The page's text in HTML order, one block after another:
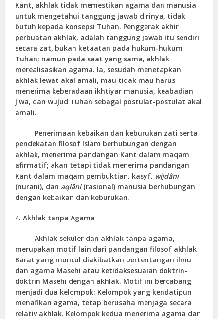
Kant, akhlak tidak memestikan agama dan manusia
untuk mengetahui tanggung jawab dirinya, tidak
butuh kepada konsepsi Tuhan. Penggerak akhir
perbuatan akhlak, adalah tanggung jawab itu sendiri
secara zat, bukan ketaatan pada hukum-hukum
Tuhan; namun pada saat yang sama, akhlak
merealisasikan agama. Ia, sesudah menetapkan
akhlak lewat akal amali, mau tidak mau harus
menerima keberadaan ikhtiyar manusia, keabadian
jiwa, dan wujud Tuhan sebagai postulat-postulat akal
amali.
Penerimaan kebaikan dan keburukan zati serta
pendekatan filosof Islam berhubungan dengan
akhlak, menerima pandangan Kant dalam maqam
afirmatif; akan tetapi tidak menerima pandangan
Kant dalam maqam pembuktian, kasyf, wijdâni
(nurani), dan aqlâni(rasional) manusia berhubungan
dengan kebaikan dan keburukan.
4. Akhlak tanpa Agama
Akhlak sekuler dan akhlak tanpa agama,
merupakan motif lain dari pandangan filosof akhlak
Barat yang muncul diakibatkan pertentangan ilmu
dan agama Masehi atau ketidaksesuaian doktrin-
doktrin Masehi dengan akhlak. Motif ini bercabang
menjadi dua kelompok: Kelompok yang kendatipun
menafikan agama, tetap berusaha menjaga secara
relativ akhlak. Kelompok kedua menerima agama dan